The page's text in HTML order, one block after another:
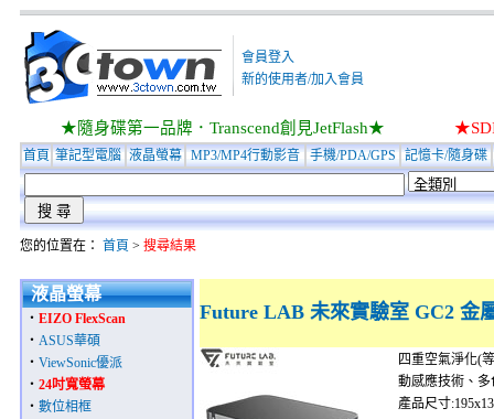
會員登入
新的使用者/加入會員
★隨身碟第一品牌．Transcend創見JetFlash★
首頁 筆記型電腦 液晶螢幕 MP3/MP4行動影音 手機/PDA/GPS 記憶卡/隨身碟
您的位置在： 首頁 > 搜尋結果
液晶螢幕
‧ EIZO FlexScan
‧ ASUS華碩
‧ ViewSonic優派
‧ 24吋寬螢幕
‧ 數位相框
Future LAB 未來實驗室 GC2 金
四重空氣淨化(
動感應技術、多
產品尺寸